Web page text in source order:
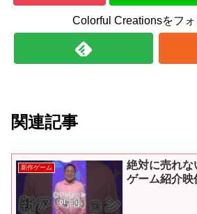
Colorful Creationsをフ
関連記事
新作ゲーム
絶対に売れな
ゲーム紹介映